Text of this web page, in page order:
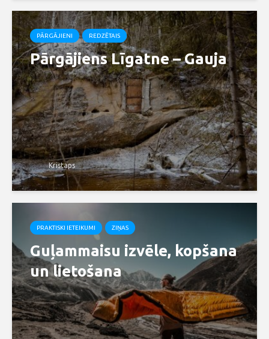
PĀRGĀJIENI REDZĒTAIS
Pārgājiens Līgatne – Gauja
Kristaps
PRAKTISKI IETEIKUMI ZIŅAS
Guļammaisu izvēle, kopšana
un lietošana